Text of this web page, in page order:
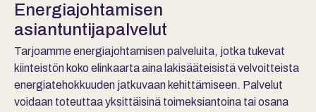
Energiajohtamisen
asiantuntijapalvelut
Tarjoamme energiajohtamisen palveluita, jotka tukevat
kiinteistön koko elinkaarta aina lakisääteisistä velvoitteista
energiatehokkuuden jatkuvaan kehittämiseen. Palvelut
voidaan toteuttaa yksittäisinä toimeksiantoina tai osana